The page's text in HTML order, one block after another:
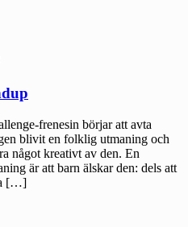
frenesin börjar att avta
blivit en folklig utmaning och
något kreativt av den. En
är att barn älskar den: dels att
[…]